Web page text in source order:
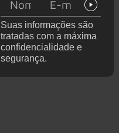
YouTube
Suas informações são
tratadas com a máxima
confidencialidade e
segurança.